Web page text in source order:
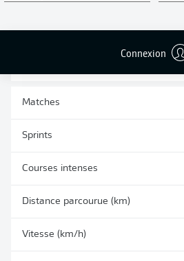
Connexion
TIRS ARRÊTÉS
0
Matches
Sprints
Courses intenses
Distance parcourue (km)
Vitesse (km/h)